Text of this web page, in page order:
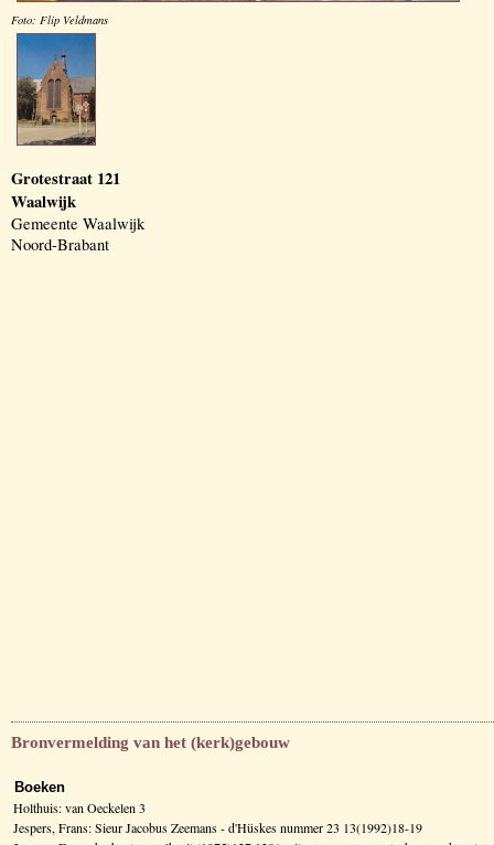
Foto: Flip Veldmans
Grotestraat 121
Waalwijk
Gemeente Waalwijk
Noord-Brabant
Bronvermelding van het (kerk)gebouw
Boeken
Holthuis: van Oeckelen 3
Jespers, Frans: Sieur Jacobus Zeemans - d'Hüskes nummer 23 13(1992)18-19